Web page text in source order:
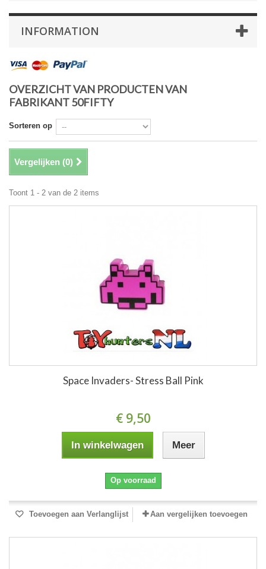
INFORMATION
OVERZICHT VAN PRODUCTEN VAN
FABRIKANT 50FIFTY
Sorteren op
Vergelijken (0)
Toont 1 - 2 van de 2 items
Space Invaders- Stress Ball Pink
€ 9,50
In winkelwagen Meer
Op voorraad
Toevoegen aan Verlanglijst Aan vergelijken toevoegen